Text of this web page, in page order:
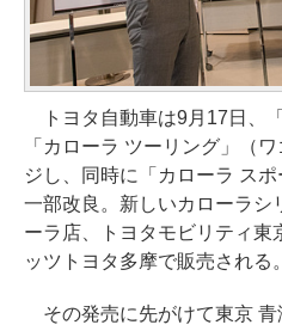
トヨタ自動車は9月17日、
「カローラ ツーリング」（
ジし、同時に「カローラ ス
一部改良。新しいカローラシ
ーラ店、トヨタモビリティ東
ッツトヨタ多摩で販売される。
その発売に先がけて東京 青